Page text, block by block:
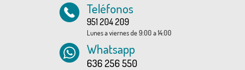
Teléfonos
951 204 209
Lunes a viernes de 9:00 a 14:00
Whatsapp
636 256 550